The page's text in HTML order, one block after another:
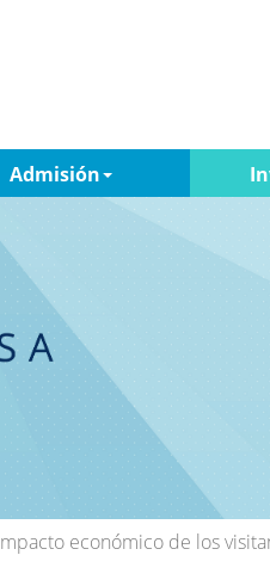
Admisión
económico de los